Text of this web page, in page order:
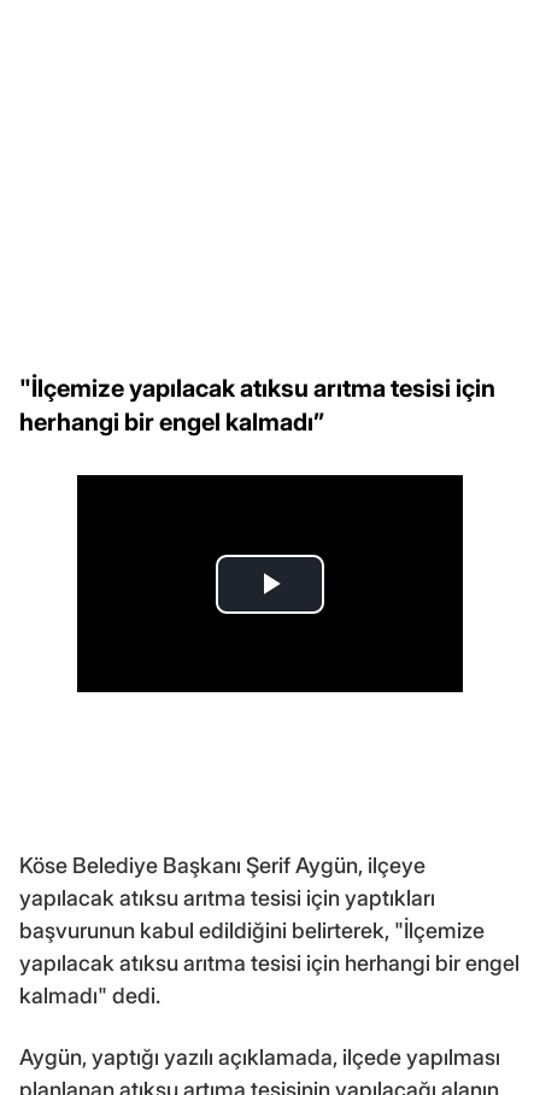
"İlçemize yapılacak atıksu arıtma tesisi için
herhangi bir engel kalmadı”
Köse Belediye Başkanı Şerif Aygün, ilçeye
yapılacak atıksu arıtma tesisi için yaptıkları
başvurunun kabul edildiğini belirterek, "İlçemize
yapılacak atıksu arıtma tesisi için herhangi bir engel
kalmadı" dedi.
Aygün, yaptığı yazılı açıklamada, ilçede yapılması